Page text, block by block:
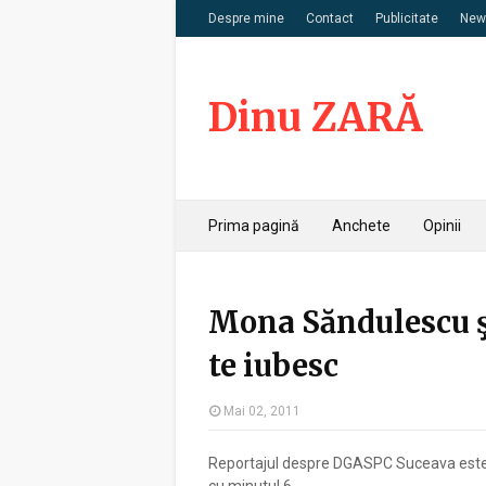
Despre mine Contact Publicitate
Dinu ZARĂ
Prima pagină Anchete Opinii
Mona Săndulescu
te iubesc
Mai 02, 2011
Reportajul despre DGASPC Suceava